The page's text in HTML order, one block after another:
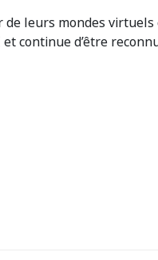
leurs mondes
continue d’être